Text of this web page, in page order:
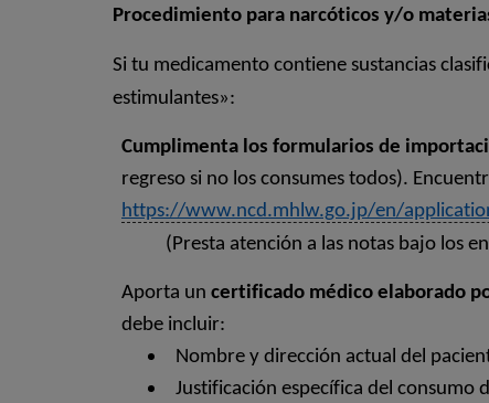
Procedimiento para narcóticos y/o
Si tu medicamento contiene sustancias
estimulantes»:
Cumplimenta los formularios de
regreso si no los consumes todos).
https://www.ncd.mhlw.go.jp/en/
(Presta atención a las notas bajo los
Aporta un certificado médico elaborado
debe incluir:
Nombre y dirección actual del
Justificación específica del